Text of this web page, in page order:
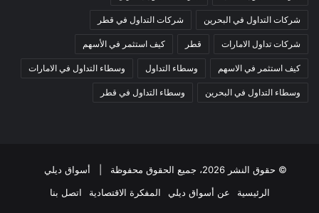
شركات التداول في البحرين شركات التداول في قطر
شركات تداول الامارات قطر كيف استثمر في الأسهم
كيف استثمر في الاسهم وسطاء التداول وسطاء التداول في الامارات
وسطاء التداول في البحرين وسطاء التداول في قطر
© حقوق النشر 2026، جميع الحقوق محفوظة |
أسواق ديلي
الرئيسية
عن أسواق ديلي المفكرة الاقتصادية اتصل بنا